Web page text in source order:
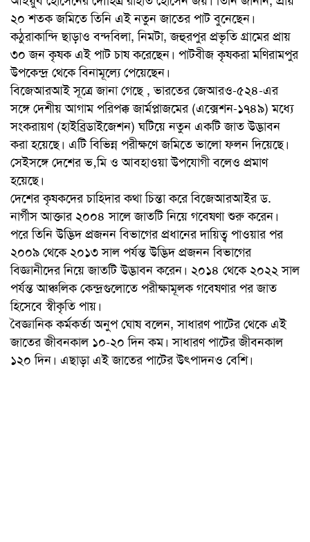
২০ শতক জমিতে তিনি এই নতুন জাতের পাট বুনেছেন।
কঠুরাকান্দি ছাড়াও বন্দবিলা, নিমটা, জহুরপুর প্রভৃতি গ্রামের প্রায়
৩০ জন কৃষক এই পাট চাষ করেছেন। পাটবীজ কৃষকরা মণিরামপুর
উপকেন্দ্র থেকে বিনামূল্যে পেয়েছেন।
বিজেআরআই সূত্রে জানা গেছে , ভারতের জেআরও-৫২৪-এর
সঙ্গে দেশীয় আগাম পরিপক্ক জার্মপ্লাজমের (এক্সেশন-১৭৪৯) মধ্যে
সংকরায়ণ (হাইব্রিডাইজেশন) ঘটিয়ে নতুন একটি জাত উদ্ভাবন
করা হয়েছে। এটি বিভিন্ন পরীক্ষণে জমিতে ভালো ফলন দিয়েছে।
সেইসঙ্গে দেশের ভ‚মি ও আবহাওয়া উপযোগী বলেও প্রমাণ
হয়েছে।
দেশের কৃষকদের চাহিদার কথা চিন্তা করে বিজেআরআইর ড.
নার্গীস আক্তার ২০০৪ সালে জাতটি নিয়ে গবেষণা শুরু করেন।
পরে তিনি উদ্ভিদ প্রজনন বিভাগের প্রধানের দায়িত্ব পাওয়ার পর
২০০৯ থেকে ২০১৩ সাল পর্যন্ত উদ্ভিদ প্রজনন বিভাগের
বিজ্ঞানীদের নিয়ে জাতটি উদ্ভাবন করেন। ২০১৪ থেকে ২০২২ সাল
পর্যন্ত আঞ্চলিক কেন্দ্রগুলোতে পরীক্ষামূলক গবেষণার পর জাত
হিসেবে স্বীকৃতি পায়।
বৈজ্ঞানিক কর্মকর্তা অনুপ ঘোষ বলেন, সাধারণ পাটের থেকে এই
জাতের জীবনকাল ১০-২০ দিন কম। সাধারণ পাটের জীবনকাল
১২০ দিন। এছাড়া এই জাতের পাটের উৎপাদনও বেশি।